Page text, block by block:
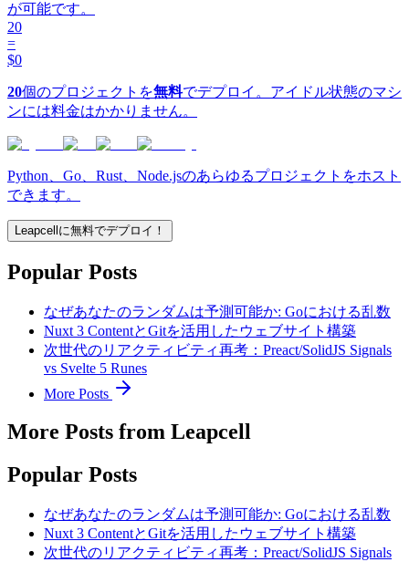
が可能です。
20
=
$0
20個のプロジェクトを無料でデプロイ。アイドル状態のマシ
ンには料金はかかりません。
Python、Go、Rust、Node.jsのあらゆるプロジェクトをホスト
できます。
Leapcellに無料でデプロイ！
Popular Posts
なぜあなたのランダムは予測可能か: Goにおける乱数
Nuxt 3 ContentとGitを活用したウェブサイト構築
次世代のリアクティビティ再考：Preact/SolidJS Signals
vs Svelte 5 Runes
More Posts
More Posts from Leapcell
Popular Posts
なぜあなたのランダムは予測可能か: Goにおける乱数
Nuxt 3 ContentとGitを活用したウェブサイト構築
次世代のリアクティビティ再考：Preact/SolidJS Signals